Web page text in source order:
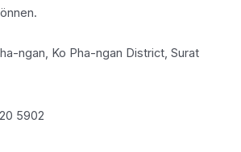
ngan, Ko Pha-ngan District, Surat
5902